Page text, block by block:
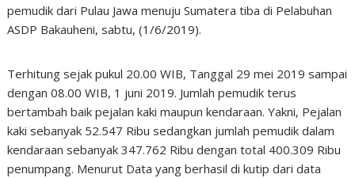
pemudik dari Pulau Jawa menuju Sumatera tiba di Pelabuhan
ASDP Bakauheni, sabtu, (1/6/2019).
Terhitung sejak pukul 20.00 WIB, Tanggal 29 mei 2019 sampai
dengan 08.00 WIB, 1 juni 2019. Jumlah pemudik terus
bertambah baik pejalan kaki maupun kendaraan. Yakni, Pejalan
kaki sebanyak 52.547 Ribu sedangkan jumlah pemudik dalam
kendaraan sebanyak 347.762 Ribu dengan total 400.309 Ribu
penumpang. Menurut Data yang berhasil di kutip dari data